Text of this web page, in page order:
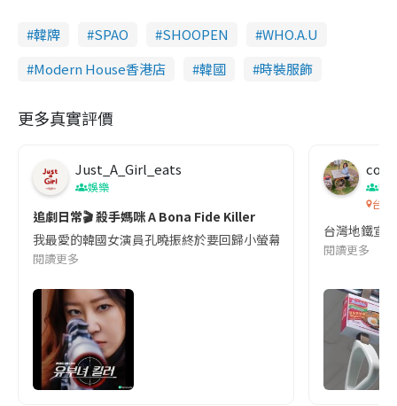
韓牌 SPAO SHOOPEN
WHO.A.U
Modern House香港店
韓國 時裝服飾
更多真實評價
Just_A_Girl_eats
娛樂
追劇日常🎬 殺手媽咪 A Bona Fide Killer
我最愛的韓國女演員孔曉振終於要回歸小螢幕啦!這次的劇本改編
閱讀更多
co
吹
台灣
台灣地鐵宣
閱讀更多